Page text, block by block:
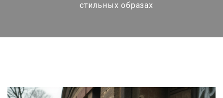
стильных образах